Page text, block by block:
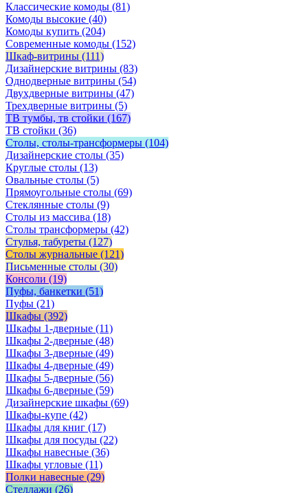
Классические комоды (81)
Комоды высокие (40)
Комоды купить (204)
Современные комоды (152)
Шкаф-витрины (111)
Дизайнерские витрины (83)
Однодверные витрины (54)
Двухдверные витрины (47)
Трехдверные витрины (5)
ТВ тумбы, тв стойки (167)
ТВ стойки (36)
Столы, столы-трансформеры (104)
Дизайнерские столы (35)
Круглые столы (13)
Овальные столы (5)
Прямоугольные столы (69)
Стеклянные столы (9)
Столы из массива (18)
Столы трансформеры (42)
Стулья, табуреты (127)
Столы журнальные (121)
Письменные столы (30)
Консоли (19)
Пуфы, банкетки (51)
Пуфы (21)
Шкафы (392)
Шкафы 1-дверные (11)
Шкафы 2-дверные (48)
Шкафы 3-дверные (49)
Шкафы 4-дверные (49)
Шкафы 5-дверные (56)
Шкафы 6-дверные (59)
Дизайнерские шкафы (69)
Шкафы-купе (42)
Шкафы для книг (17)
Шкафы для посуды (22)
Шкафы навесные (36)
Шкафы угловые (11)
Полки навесные (29)
Стеллажи (26)